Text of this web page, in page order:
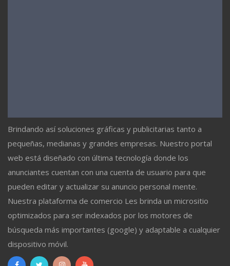
Brindando así soluciones gráficas y publicitarias tanto a
pequeñas, medianas y grandes empresas. Nuestro portal
web está diseñado con última tecnología donde los
anunciantes cuentan con una cuenta de usuario para que
pueden editar y actualizar su anuncio personal mente.
Nuestra plataforma de comercio Les brinda un micrositio
optimizados para ser indexados por los motores de
búsqueda más importantes (google) y adaptable a cualquier
dispositivo móvil.